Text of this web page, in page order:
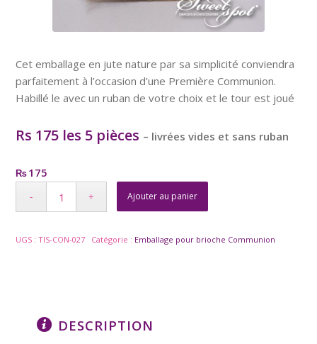
Cet emballage en jute nature par sa simplicité conviendra
parfaitement à l’occasion d’une Première Communion.
Habillé le avec un ruban de votre choix et le tour est joué
Rs 175 les 5 pièces – livrées vides et sans ruban
₨175
Ajouter au panier
UGS :TIS-CON-027 Catégorie : Emballage pour brioche Communion
DESCRIPTION